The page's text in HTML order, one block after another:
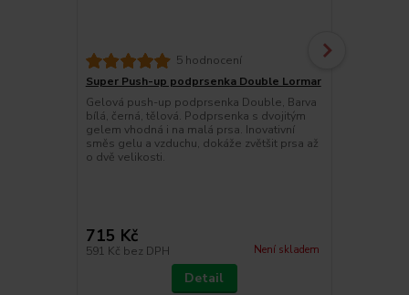
5 hodnocení
Super Push-up podprsenka Double Lormar
Gelová push-up podprsenka Double, Barva
bílá, černá, tělová. Podprsenka s dvojitým
gelem vhodná i na malá prsa. Inovativní
směs gelu a vzduchu, dokáže zvětšit prsa až
o dvě velikosti.
715 Kč
591 Kč bez DPH Není skladem
Detail